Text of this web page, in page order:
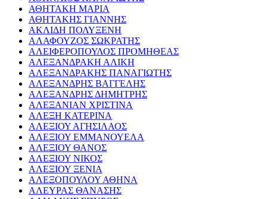
ΑΘΗΤΑΚΗ ΜΑΡΙΑ
ΑΘΗΤΑΚΗΣ ΓΙΑΝΝΗΣ
ΑΚΛΙΔΗ ΠΟΛΥΞΕΝΗ
ΑΛΑΦΟΥΖΟΣ ΣΩΚΡΑΤΗΣ
ΑΛΕΙΦΕΡΟΠΟΥΛΟΣ ΠΡΟΜΗΘΕΑΣ
ΑΛΕΞΑΝΔΡΑΚΗ ΑΛΙΚΗ
ΑΛΕΞΑΝΔΡΑΚΗΣ ΠΑΝΑΓΙΩΤΗΣ
ΑΛΕΞΑΝΔΡΗΣ ΒΑΓΓΕΛΗΣ
ΑΛΕΞΑΝΔΡΗΣ ΔΗΜΗΤΡΗΣ
ΑΛΕΞΑΝΙΑΝ ΧΡΙΣΤΙΝΑ
ΑΛΕΞΗ ΚΑΤΕΡΙΝΑ
ΑΛΕΞΙΟΥ ΑΓΗΣΙΛΑΟΣ
ΑΛΕΞΙΟΥ ΕΜΜΑΝΟΥΕΛΑ
ΑΛΕΞΙΟΥ ΘΑΝΟΣ
ΑΛΕΞΙΟΥ ΝΙΚΟΣ
ΑΛΕΞΙΟΥ ΞΕΝΙΑ
ΑΛΕΞΟΠΟΥΛΟΥ ΑΘΗΝΑ
ΑΛΕΥΡΑΣ ΘΑΝΑΣΗΣ